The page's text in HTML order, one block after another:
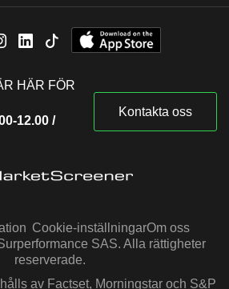
HÄR FÖR
12.00 /
Kontakta oss
Cookie-inställningarOm oss
SAS. Alla rättigheter
reserverade.
av Factset, Morningstar och S&P